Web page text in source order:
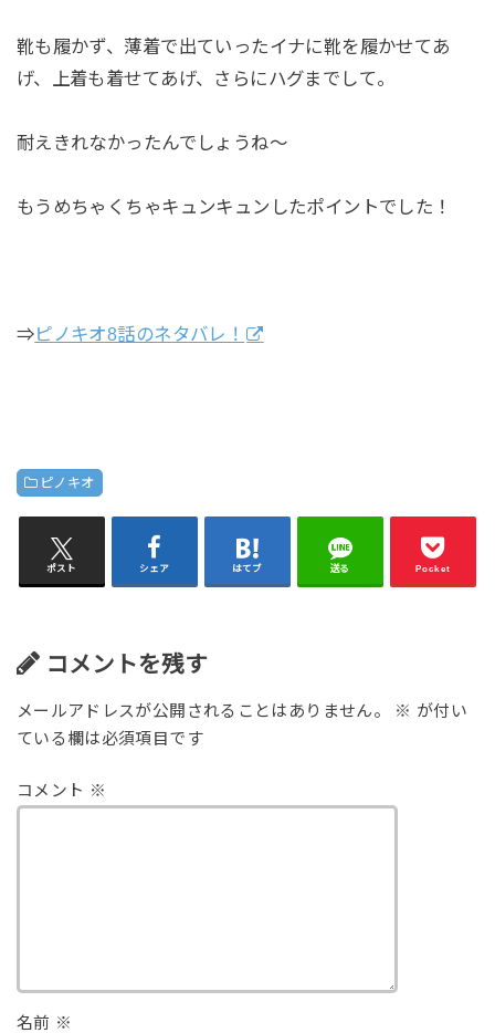
靴も履かず、薄着で出ていったイナに靴を履かせてあ
げ、上着も着せてあげ、さらにハグまでして。
耐えきれなかったんでしょうね～
もうめちゃくちゃキュンキュンしたポイントでした！
⇒ ピノキオ8話のネタバレ！
ピノキオ
ポスト シェア はてブ 送る Pocket
コメントを残す
メールアドレスが公開されることはありません。 ※ が付い
ている欄は必須項目です
コメント ※
名前 ※